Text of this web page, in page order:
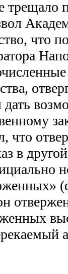
трещало
что
дать
что
в